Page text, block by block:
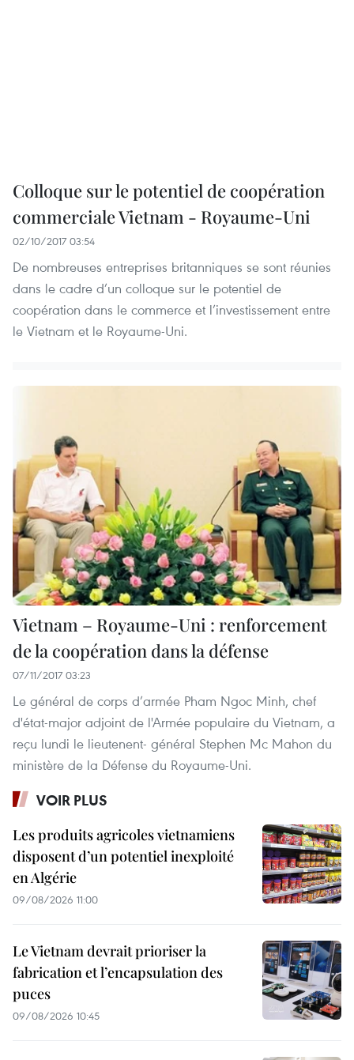
Colloque sur le potentiel de coopération
commerciale Vietnam - Royaume-Uni
02/10/2017 03:54
De nombreuses entreprises britanniques se sont réunies
dans le cadre d’un colloque sur le potentiel de
coopération dans le commerce et l’investissement entre
le Vietnam et le Royaume-Uni.
Vietnam – Royaume-Uni : renforcement
de la coopération dans la défense
07/11/2017 03:23
Le général de corps d’armée Pham Ngoc Minh, chef
d'état-major adjoint de l'Armée populaire du Vietnam, a
reçu lundi le lieutenent- général Stephen Mc Mahon du
ministère de la Défense du Royaume-Uni.
VOIR PLUS
Les produits agricoles vietnamiens
disposent d’un potentiel inexploité
en Algérie
09/08/2026 11:00
Le Vietnam devrait prioriser la
fabrication et l’encapsulation des
puces
09/08/2026 10:45